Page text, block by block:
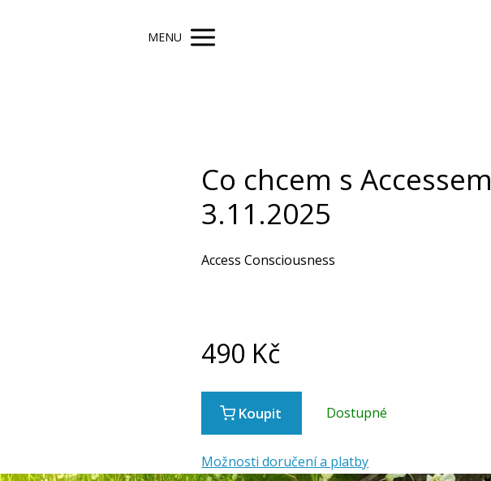
MENU
Co chcem s Accessem
3.11.2025
Access Consciousness
490 Kč
Koupit Dostupné
Možnosti doručení a platby